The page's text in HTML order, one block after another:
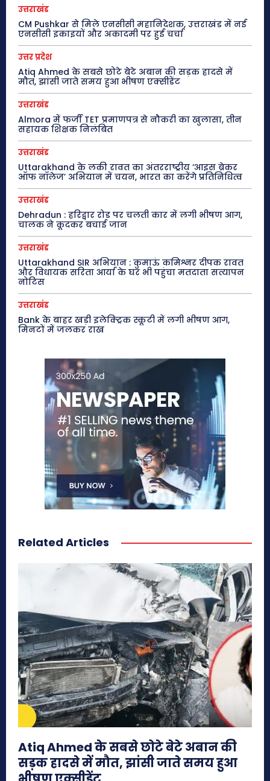
उत्तराखंड
CM Pushkar से मिले एनसीसी महानिदेशक, उत्तराखंड में नई
एनसीसी इकाइयों और अकादमी पर हुई चर्चा
उत्तर प्रदेश
Atiq Ahmed के सबसे छोटे बेटे अबान की सड़क हादसे में
मौत, झांसी जाते समय हुआ भीषण एक्सीडेंट
उत्तराखंड
Almora में फर्जी TET प्रमाणपत्र से नौकरी का खुलासा, तीन
सहायक शिक्षक निलंबित
उत्तराखंड
Uttarakhand के लकी रावत का अंतरराष्ट्रीय ‘आइस ब्रेकर
ऑफ नॉलेज’ अभियान में चयन, भारत का करेंगे प्रतिनिधित्व
उत्तराखंड
Dehradun : हरिद्वार रोड पर चलती कार में लगी भीषण आग,
चालक ने कूदकर बचाई जान
उत्तराखंड
Uttarakhand SIR अभियान : कुमाऊं कमिश्नर दीपक रावत
और विधायक सरिता आर्या के घर भी पहुंचा मतदाता सत्यापन
नोटिस
उत्तराखंड
Bank के बाहर खड़ी इलेक्ट्रिक स्कूटी में लगी भीषण आग,
मिनटों में जलकर राख
Related Articles
Atiq Ahmed के सबसे छोटे बेटे अबान की
सड़क हादसे में मौत, झांसी जाते समय हुआ